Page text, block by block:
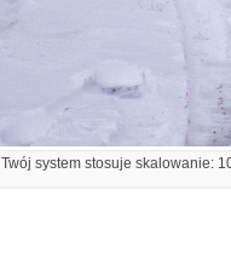
Twój system stosuje skalowanie: